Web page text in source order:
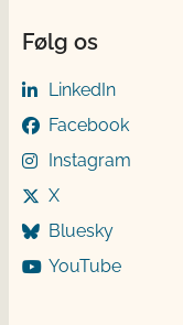
Følg os
LinkedIn
Facebook
Instagram
X
Bluesky
YouTube